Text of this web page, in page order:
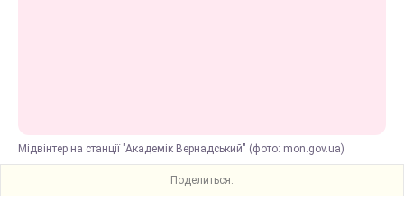
Мідвінтер на станції "Академік Вернадський" (фото: mon.gov.ua)
Поделиться: